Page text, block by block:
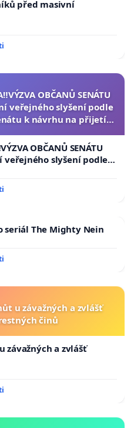
před masivní
OBČANŮ SENÁTU
veřejného slyšení podle
k návrhu na přijetí
OBČANŮ SENÁTU
veřejného slyšení podle §
k návrhu na přijetí
seriál The Mighty Nein
u závažných a zvlášť
činů
závažných a zvlášť